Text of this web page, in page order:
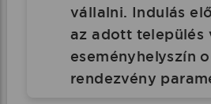
vállalni. Indulás
az adott település
eseményhelyszín
rendezvény